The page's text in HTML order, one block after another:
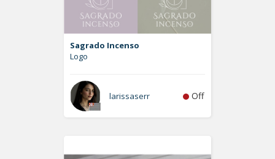
Sagrado Incenso
Logo
larissaserr Off